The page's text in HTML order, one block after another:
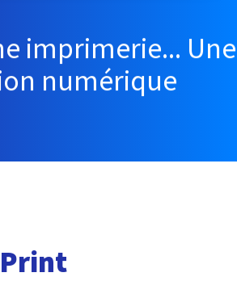
imprimerie... Une
numérique
Print